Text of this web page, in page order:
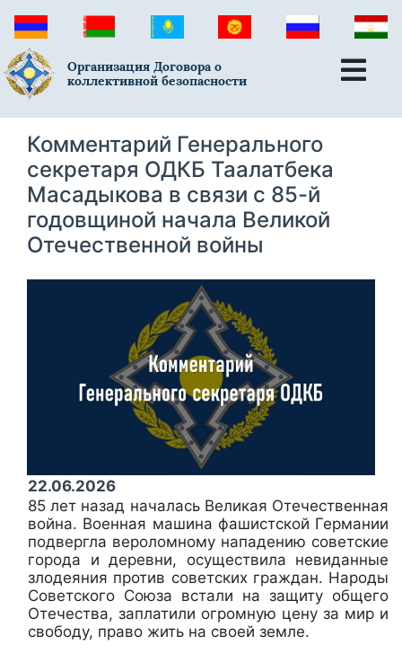
Организация Договора о
коллективной безопасности
Комментарий Генерального
секретаря ОДКБ Таалатбека
Масадыкова в связи с 85-й
годовщиной начала Великой
Отечественной войны
22.06.2026
85 лет назад началась Великая Отечественная
война. Военная машина фашистской Германии
подвергла вероломному нападению советские
города и деревни, осуществила невиданные
злодеяния против советских граждан. Народы
Советского Союза встали на защиту общего
Отечества, заплатили огромную цену за мир и
свободу, право жить на своей земле.